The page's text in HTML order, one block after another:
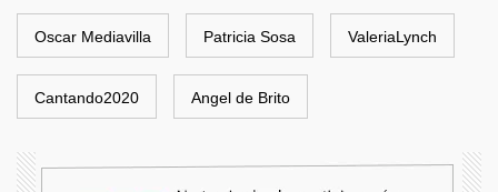
Oscar Mediavilla Patricia Sosa ValeriaLynch
Cantando2020 Angel de Brito